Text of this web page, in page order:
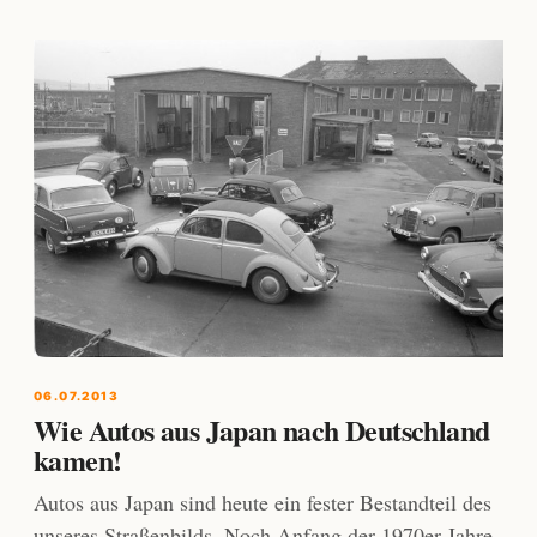
06.07.2013
Wie Autos aus Japan nach Deutschland
kamen!
Autos aus Japan sind heute ein fester Bestandteil des